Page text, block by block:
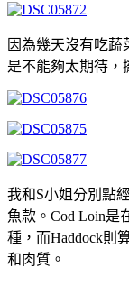
因為幾天沒有吃
是不能夠太期待，
我和S小姐分別點
魚款。Cod Loin是
種，而Haddock則
和肉質。